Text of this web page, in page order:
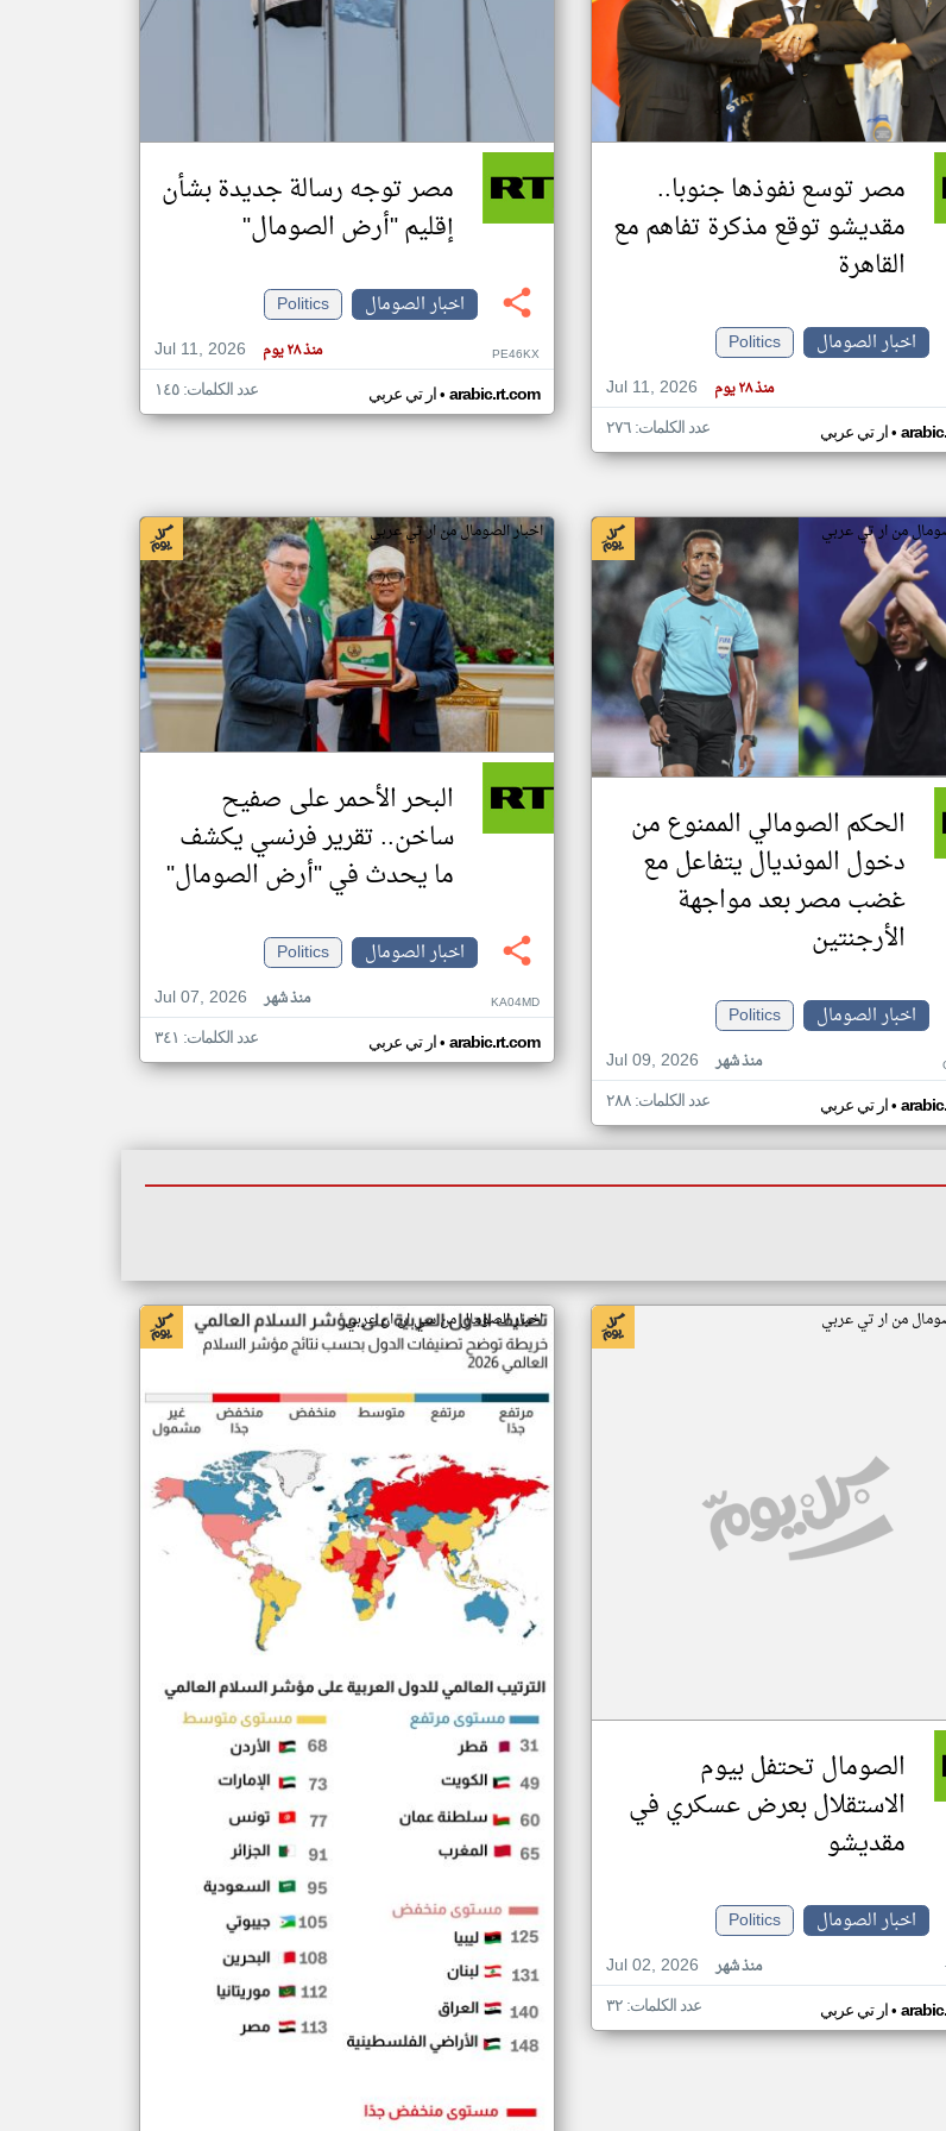
مصادر الأخبار من الصومال
اخبار الصومال على مدار الساعة
أهم اخبار الصومال العاجلة والمباشرة
مصر توسع نفوذها جنوبا..
مقديشو توقع مذكرة تفاهم مع
القاهرة
اخبار الصومال
Politics
Jul 11, 2026
منذ ٢٨ يوم
ار تي عربي• عدد الكلمات: ٢٧٦
مصر توجه رسالة جديدة بشأن
إقليم "أرض الصومال"
اخبار الصومال
Politics
Jul 11, 2026
منذ ٢٨ يوم PE46KX
ار تي عربي• arabic.rt.com عدد الكلمات: ١٤٥
من ار تي عربي
الحكم الصومالي الممنوع من
دخول المونديال يتفاعل مع
غضب مصر بعد مواجهة
الأرجنتين
اخبار الصومال
Politics
Jul 09, 2026
منذ شهر
ار تي عربي• عدد الكلمات: ٢٨٨
اخبار الصومال من ار تي عربي
البحر الأحمر على صفيح
ساخن.. تقرير فرنسي يكشف
ما يحدث في "أرض الصومال"
اخبار الصومال
Politics
Jul 07, 2026
منذ شهر KA04MD
ار تي عربي• arabic.rt.com عدد الكلمات: ٣٤١
من ار تي عربي
الصومال تحتفل بيوم
الاستقلال بعرض عسكري في
مقديشو
اخبار الصومال
Politics
Jul 02, 2026
منذ شهر
ار تي عربي• عدد الكلمات: ٣٢
اخبار الصومال من سي ان ان عربي